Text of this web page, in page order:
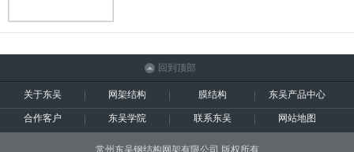
回到顶部
关于东吴 网架结构 膜结构 东吴产品中心
合作客户 东吴学院 联系东吴 网站地图
常州东吴钢结构网架有限公司 版权所有